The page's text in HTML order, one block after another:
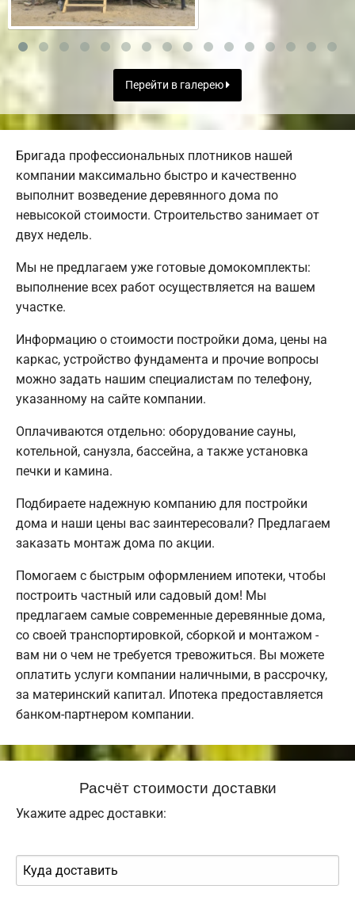
Перейти в галерею
Бригада профессиональных плотников нашей
компании максимально быстро и качественно
выполнит возведение деревянного дома по
невысокой стоимости. Строительство занимает от
двух недель.
Мы не предлагаем уже готовые домокомплекты:
выполнение всех работ осуществляется на вашем
участке.
Информацию о стоимости постройки дома, цены на
каркас, устройство фундамента и прочие вопросы
можно задать нашим специалистам по телефону,
указанному на сайте компании.
Оплачиваются отдельно: оборудование сауны,
котельной, санузла, бассейна, а также установка
печки и камина.
Подбираете надежную компанию для постройки
дома и наши цены вас заинтересовали? Предлагаем
заказать монтаж дома по акции.
Помогаем с быстрым оформлением ипотеки, чтобы
построить частный или садовый дом! Мы
предлагаем самые современные деревянные дома,
со своей транспортировкой, сборкой и монтажом -
вам ни о чем не требуется тревожиться. Вы можете
оплатить услуги компании наличными, в рассрочку,
за материнский капитал. Ипотека предоставляется
банком-партнером компании.
Расчёт стоимости доставки
Укажите адрес доставки: